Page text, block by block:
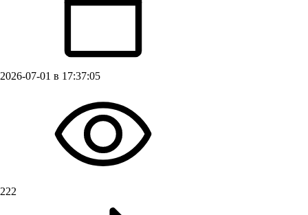
2026-07-01 в 17:37:05
222